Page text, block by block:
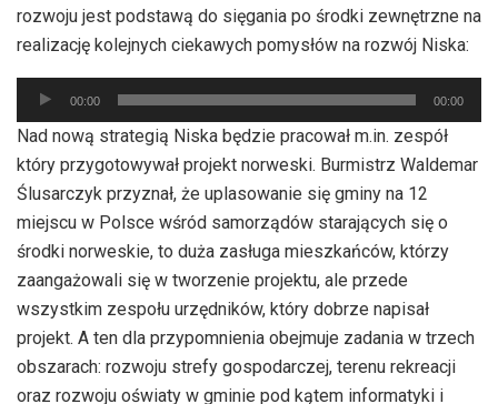
rozwoju jest podstawą do sięgania po środki zewnętrzne na
realizację kolejnych ciekawych pomysłów na rozwój Niska:
Odtwarzacz
plików
dźwiękowych
00:00 00:00
Nad nową strategią Niska będzie pracował m.in. zespół
który przygotowywał projekt norweski. Burmistrz Waldemar
Ślusarczyk przyznał, że uplasowanie się gminy na 12
miejscu w Polsce wśród samorządów starających się o
środki norweskie, to duża zasługa mieszkańców, którzy
zaangażowali się w tworzenie projektu, ale przede
wszystkim zespołu urzędników, który dobrze napisał
projekt. A ten dla przypomnienia obejmuje zadania w trzech
obszarach: rozwoju strefy gospodarczej, terenu rekreacji
oraz rozwoju oświaty w gminie pod kątem informatyki i